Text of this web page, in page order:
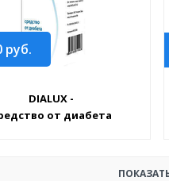
руб.
DIALUX -
от диабета